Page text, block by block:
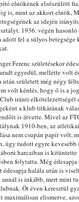
elnökének elsőszülött
is, mint az akkori elnök,
az idején
1936. végén
adott fel a súlyos
Ferenc születésekor
egyedül, mellette volt
után született még négy
volt kérdés, hogy ő is a
iránti
a klub titkárának
is átvette. Mivel az
1910-ben, az
nem csupán papír volt,
tudott egyre
harcaiban is kitüntette
folytatta. Még
halála után is
is inkább, mert mint
Öt éven keresztül
elismerve,